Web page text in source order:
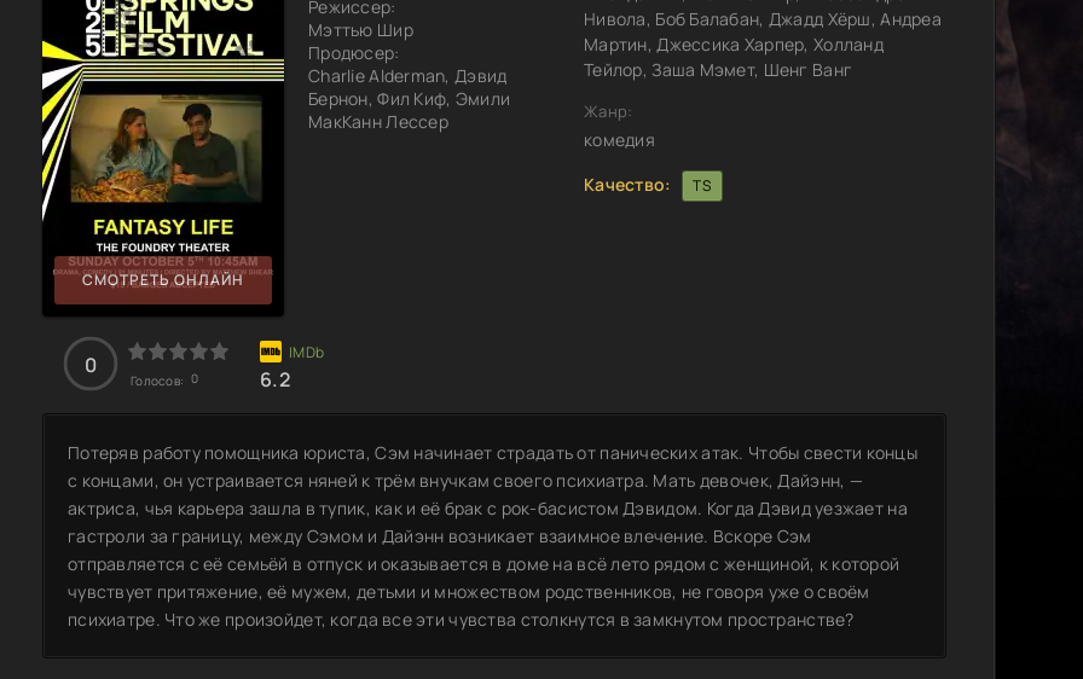
СМОТРЕТЬ ОНЛАЙН
Режиссер:
Мэттью Шир
Продюсер:
Charlie Alderman, Дэвид
Бернон, Фил Киф, Эмили
МакКанн Лессер
Нивола, Боб Балабан, Джадд Хёрш, Андреа
Мартин, Джессика Харпер, Холланд
Тейлор, Заша Мэмет, Шенг Ванг
Жанр:
комедия
Качество:
TS
0
Голосов: 0 6.2
Потеряв работу помощника юриста, Сэм начинает страдать от панических атак. Чтобы свести концы
с концами, он устраивается няней к трём внучкам своего психиатра. Мать девочек, Дайэнн, —
актриса, чья карьера зашла в тупик, как и её брак с рок-басистом Дэвидом. Когда Дэвид уезжает на
гастроли за границу, между Сэмом и Дайэнн возникает взаимное влечение. Вскоре Сэм
отправляется с её семьёй в отпуск и оказывается в доме на всё лето рядом с женщиной, к которой
чувствует притяжение, её мужем, детьми и множеством родственников, не говоря уже о своём
психиатре. Что же произойдет, когда все эти чувства столкнутся в замкнутом пространстве?